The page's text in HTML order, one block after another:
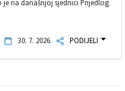
na današnjoj sjednici Prijedlog
30. 7. 2026. PODIJELI